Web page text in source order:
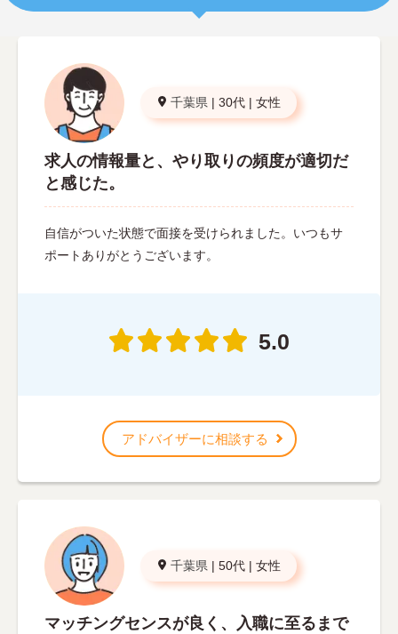
千葉県 | 30代 | 女性
求人の情報量と、やり取りの頻度が適切だ
と感じた。
自信がついた状態で面接を受けられました。いつもサ
ポートありがとうございます。
5.0
アドバイザーに相談する
千葉県 | 50代 | 女性
マッチングセンスが良く、入職に至るまで